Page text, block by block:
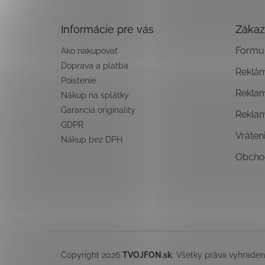
Informácie pre vás
Ako nakupovať
Doprava a platba
Poistenie
Nákup na splátky
Garancia originality
GDPR
Nákup bez DPH
Copyright 2026 TVOJFON.sk. Všetky práva